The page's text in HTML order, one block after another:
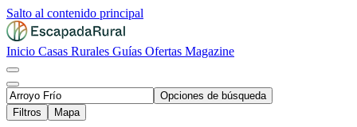
Salto al contenido principal
Inicio Casas Rurales Guías Ofertas Magazine
Opciones de búsqueda
Filtros
Mapa